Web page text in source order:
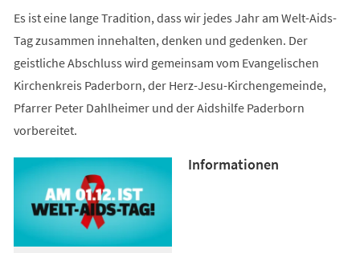
Es ist eine lange Tradition, dass wir jedes Jahr am Welt-Aids-
Tag zusammen innehalten, denken und gedenken. Der
geistliche Abschluss wird gemeinsam vom Evangelischen
Kirchenkreis Paderborn, der Herz-Jesu-Kirchengemeinde,
Pfarrer Peter Dahlheimer und der Aidshilfe Paderborn
vorbereitet.
Informationen